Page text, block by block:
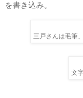
を書き込み。
三戸さんは毛筆
文